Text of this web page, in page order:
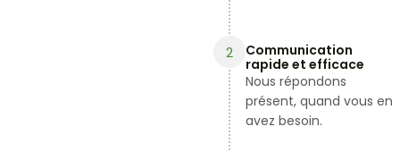
2 Communication
rapide et efficace
Nous répondons
présent, quand vous en
avez besoin.